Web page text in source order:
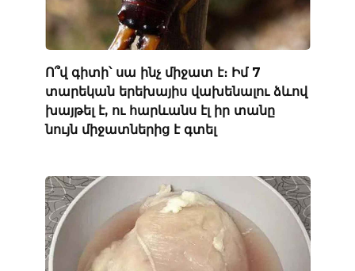
Ո՞վ գիտի՝ սա ինչ միջատ է։ Իմ 7
տարեկան երեխայիս վախենալու ձևով
խայթել է, ու հարևանս էլ իր տանը
նույն միջատներից է գտել